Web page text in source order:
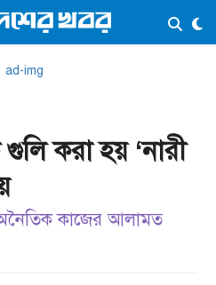
×
করা হয় ‘নারী
কাজের আলামত